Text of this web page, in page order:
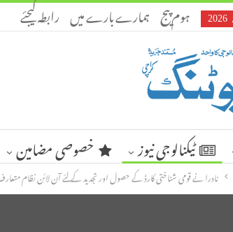
ہوم پیج ہمارے بارے میں رابطہ کیجئے
ٹیکنالوجی نیوز خصوصی مضامین
نادرا نے قومی شناختی کارڈ کے حصول اور تجدید کے لئے آن لائن نظام